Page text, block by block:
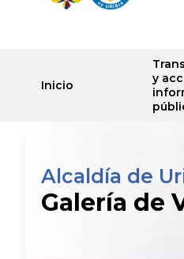
Inicio
y
Alcaldía de
Galería de